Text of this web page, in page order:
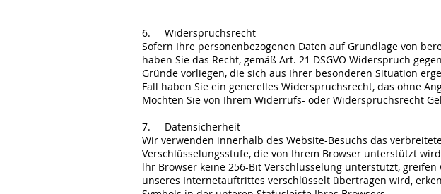
6. Widerspruchsrecht
Sofern Ihre personenbezogenen Daten auf Grundlage von
haben Sie das Recht, gemäß Art. 21 DSGVO Widerspruch
Gründe vorliegen, die sich aus Ihrer besonderen Situation
Fall haben Sie ein generelles Widerspruchsrecht, das ohne
Möchten Sie von Ihrem Widerrufs- oder Widerspruchsrecht
7. Datensicherheit
Wir verwenden innerhalb des Website-Besuchs das
Verschlüsselungsstufe, die von Ihrem Browser unterstützt
lhr Browser keine 256-Bit Verschlüsselung unterstützt,
unseres Internetauftrittes verschlüsselt übertragen wird,